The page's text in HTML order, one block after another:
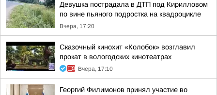
Девушка пострадала в ДТП под Кирилловом
по вине пьяного подростка на квадроцикле
Вчера, 17:20
Сказочный кинохит «Колобок» возглавил
прокат в вологодских кинотеатрах
Вчера, 17:10
Георгий Филимонов принял участие во